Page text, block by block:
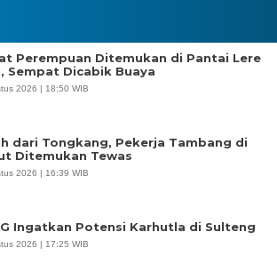
Perempuan Ditemukan di Pantai Lere
Sempat Dicabik Buaya
2026 | 18:50 WIB
dari Tongkang, Pekerja Tambang di
Ditemukan Tewas
2026 | 16:39 WIB
Ingatkan Potensi Karhutla di Sulteng
2026 | 17:25 WIB